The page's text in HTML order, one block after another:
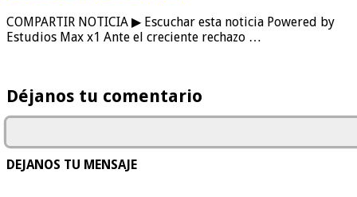
COMPARTIR NOTICIA ▶ Escuchar esta noticia Powered by
Estudios Max x1 Ante el creciente rechazo …
Déjanos tu comentario
DEJANOS TU MENSAJE